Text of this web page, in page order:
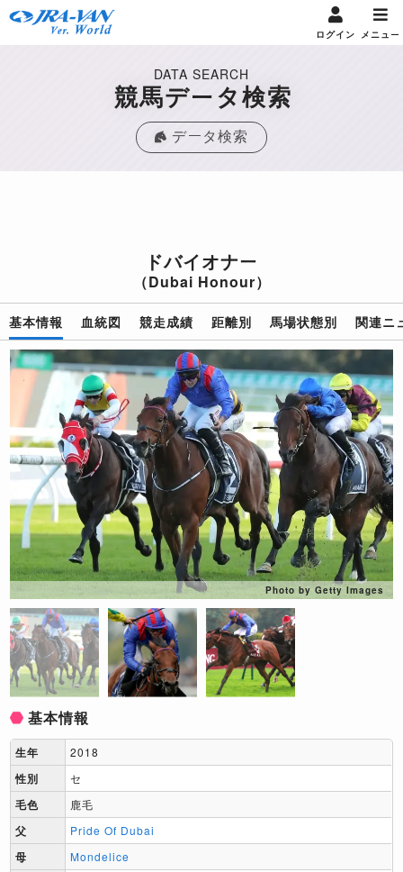
ログイン メニュー
DATA SEARCH
競馬データ検索
データ検索
ドバイオナー
（Dubai Honour）
基本情報 血統図 競走成績 距離別 馬場状態別 関連ニ
Photo by Getty Images
基本情報
生年 2018
性別 セ
毛色 鹿毛
父 Pride Of Dubai
母 Mondelice